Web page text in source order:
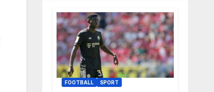
FOOTBALL SPORT